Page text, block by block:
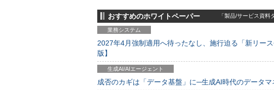
おすすめのホワイトペーパー 「製品/サービス資
業務システム
2027年4月強制適用へ待ったなし、施行迫る「新リー
版】
生成AI/AIエージェント
成否のカギは「データ基盤」に─生成AI時代のデータ